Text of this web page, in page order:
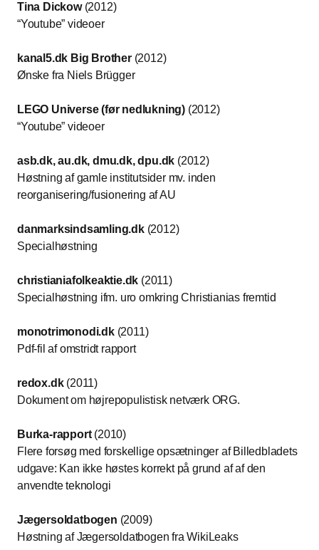
Tina Dickow(2012)
“Youtube” videoer
kanal5.dk Big Brother(2012)
Ønske fra Niels Brügger
LEGO Universe (før nedlukning) (2012)
“Youtube” videoer
asb.dk, au.dk, dmu.dk, dpu.dk (2012)
Høstning af gamle institutsider mv. inden
reorganisering/fusionering af AU
danmarksindsamling.dk(2012)
Specialhøstning
christianiafolkeaktie.dk (2011)
Specialhøstning ifm. uro omkring Christianias fremtid
monotrimonodi.dk(2011)
Pdf-fil af omstridt rapport
redox.dk(2011)
Dokument om højrepopulistisk netværk ORG.
Burka-rapport(2010)
Flere forsøg med forskellige opsætninger af Billedbladets
udgave: Kan ikke høstes korrekt på grund af af den
anvendte teknologi
Jægersoldatbogen (2009)
Høstning af Jægersoldatbogen fra WikiLeaks